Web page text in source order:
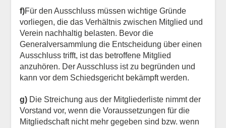
f)Für den Ausschluss müssen wichtige Gründe
vorliegen, die das Verhältnis zwischen Mitglied und
Verein nachhaltig belasten. Bevor die
Generalversammlung die Entscheidung über einen
Ausschluss trifft, ist das betroffene Mitglied
anzuhören. Der Ausschluss ist zu begründen und
kann vor dem Schiedsgericht bekämpft werden.
g)Die Streichung aus der Mitgliederliste nimmt der
Vorstand vor, wenn die Voraussetzungen für die
Mitgliedschaft nicht mehr gegeben sind bzw. wenn